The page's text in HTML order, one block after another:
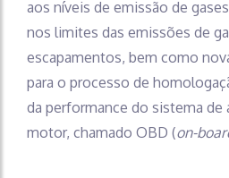
aos níveis de emissão de
nos limites das emissões de
escapamentos, bem como
para o processo de
da performance do sistema
motor, chamado OBD (on-